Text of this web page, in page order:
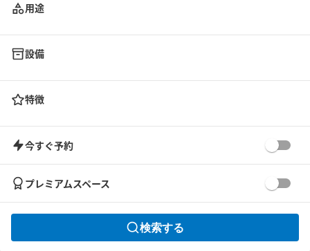
用途
設備
特徴
今すぐ予約
プレミアムスペース
検索する